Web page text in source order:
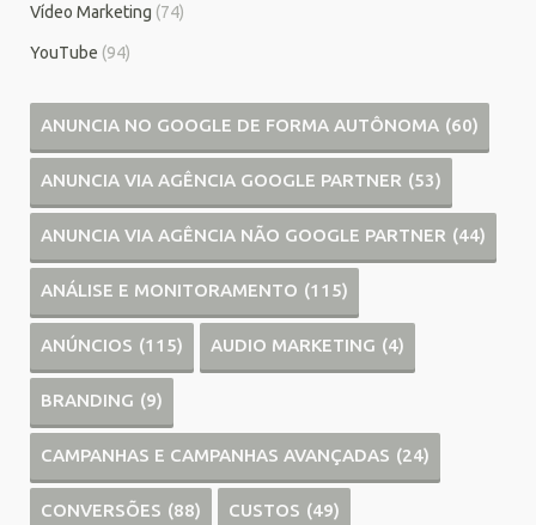
Vídeo Marketing (74)
YouTube (94)
ANUNCIA NO GOOGLE DE FORMA AUTÔNOMA (60)
ANUNCIA VIA AGÊNCIA GOOGLE PARTNER (53)
ANUNCIA VIA AGÊNCIA NÃO GOOGLE PARTNER (44)
ANÁLISE E MONITORAMENTO (115)
ANÚNCIOS (115) AUDIO MARKETING (4)
BRANDING (9)
CAMPANHAS E CAMPANHAS AVANÇADAS (24)
CONVERSÕES (88) CUSTOS (49)